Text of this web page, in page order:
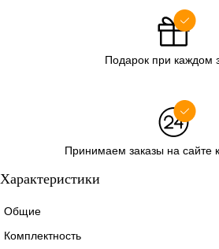
Подарок при каждом
Принимаем заказы на сайте
Характеристики
Общие
Комплектность